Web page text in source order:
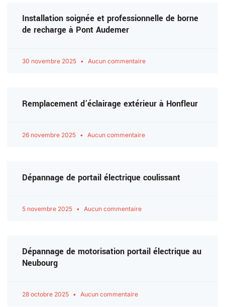
Installation soignée et professionnelle de borne
de recharge à Pont Audemer
30 novembre 2025 Aucun commentaire
Remplacement d’éclairage extérieur à Honfleur
26 novembre 2025 Aucun commentaire
Dépannage de portail électrique coulissant
5 novembre 2025 Aucun commentaire
Dépannage de motorisation portail électrique au
Neubourg
28 octobre 2025 Aucun commentaire